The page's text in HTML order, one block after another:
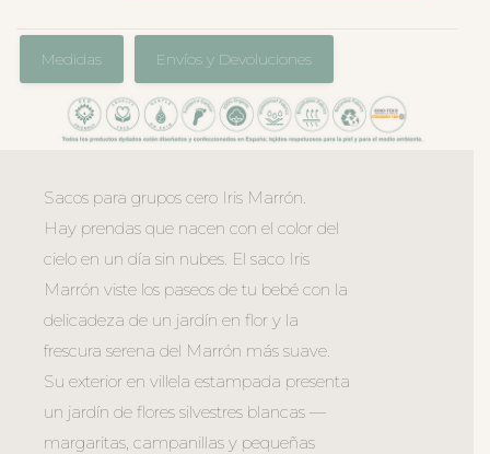
Medidas Envíos y Devoluciones
Sacos para grupos cero Iris Marrón.
Hay prendas que nacen con el color del
cielo en un día sin nubes. El saco Iris
Marrón viste los paseos de tu bebé con la
delicadeza de un jardín en flor y la
frescura serena del Marrón más suave.
Su exterior en villela estampada presenta
un jardín de flores silvestres blancas —
margaritas, campanillas y pequeñas